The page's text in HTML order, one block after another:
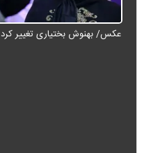
عکس/ بهنوش بختیاری تغییر کرد